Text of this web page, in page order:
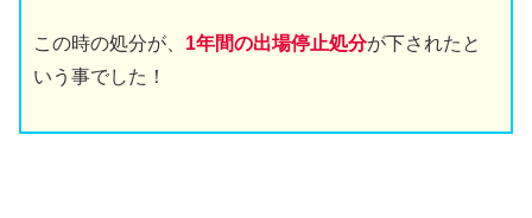
この時の処分が、 1年間の出場停止処分が下されたと
いう事でした！